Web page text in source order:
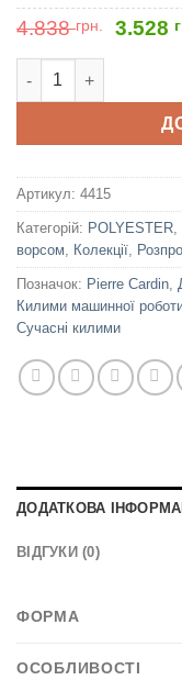
4.838грн. 3.528
Fusion-3303B
Артикул: 4415
Категорій: POLYESTER,
ворсом, Колекції,
Позначок: Pierre Cardin,
Килими машинної
Сучасні килими
ДОДАТКОВА
ВІДГУКИ (0)
ФОРМА
ОСОБЛИВОСТІ